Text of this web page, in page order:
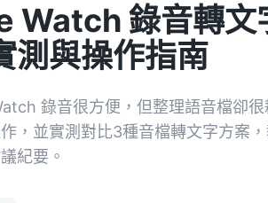
Watch 錄音轉文
測與操作指南
錄音很方便，但整理語音檔卻
，並實測對比3種音檔轉文字方案
紀要。